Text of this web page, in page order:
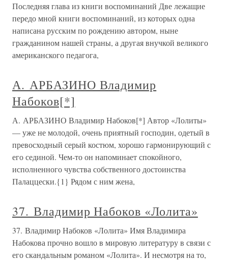
Последняя глава из книги воспоминаний Две лежащие
передо мной книги воспоминаний, из которых одна
написана русским по рождению автором, ныне
гражданином нашей страны, а другая внучкой великого
американского педагога,
А. АРБАЗИНО Владимир
Набоков[*]
А. АРБАЗИНО Владимир Набоков[*] Автор «Лолиты»
— уже не молодой, очень приятный господин, одетый в
превосходный серый костюм, хорошо гармонирующий с
его сединой. Чем-то он напоминает спокойного,
исполненного чувства собственного достоинства
Палаццески.{1} Рядом с ним жена,
37. Владимир Набоков «Лолита»
37. Владимир Набоков «Лолита» Имя Владимира
Набокова прочно вошло в мировую литературу в связи с
его скандальным романом «Лолита». И несмотря на то,